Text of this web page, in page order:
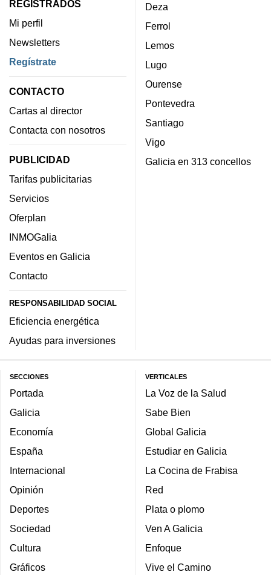
REGISTRADOS
Mi perfil
Newsletters
Regístrate
CONTACTO
Cartas al director
Contacta con nosotros
PUBLICIDAD
Tarifas publicitarias
Servicios
Oferplan
INMOGalia
Eventos en Galicia
Contacto
RESPONSABILIDAD SOCIAL
Eficiencia energética
Ayudas para inversiones
Deza
Ferrol
Lemos
Lugo
Ourense
Pontevedra
Santiago
Vigo
Galicia en 313 concellos
SECCIONES
Portada
Galicia
Economía
España
Internacional
Opinión
Deportes
Sociedad
Cultura
Gráficos
VERTICALES
La Voz de la Salud
Sabe Bien
Global Galicia
Estudiar en Galicia
La Cocina de Frabisa
Red
Plata o plomo
Ven A Galicia
Enfoque
Vive el Camino